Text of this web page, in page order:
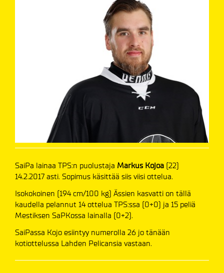
SaiPa lainaa TPS:n puolustaja Markus Kojoa (22)
14.2.2017 asti. Sopimus käsittää siis viisi ottelua.
Isokokoinen (194 cm/100 kg) Ässien kasvatti on tällä
kaudella pelannut 14 ottelua TPS:ssa (0+0) ja 15 peliä
Mestiksen SaPKossa lainalla (0+2).
SaiPassa Kojo esiintyy numerolla 26 jo tänään
kotiottelussa Lahden Pelicansia vastaan.